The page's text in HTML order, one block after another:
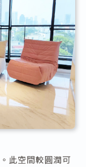
。此空間較圓潤可